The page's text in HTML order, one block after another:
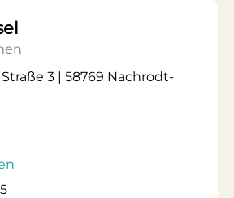
3 | 58769 Nachrodt-